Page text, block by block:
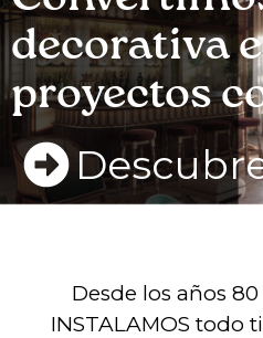
decorativa
proyectos
Desde los años 80
INSTALAMOS todo